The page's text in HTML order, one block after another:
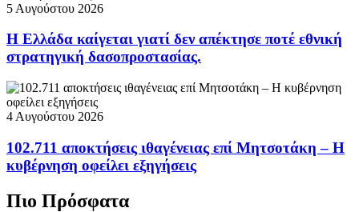
5 Αυγούστου 2026
Η Ελλάδα καίγεται γιατί δεν απέκτησε ποτέ εθνική
στρατηγική δασοπροστασίας.
4 Αυγούστου 2026
102.711 αποκτήσεις ιθαγένειας επί Μητσοτάκη – Η
κυβέρνηση οφείλει εξηγήσεις
Πιο Πρόσφατα